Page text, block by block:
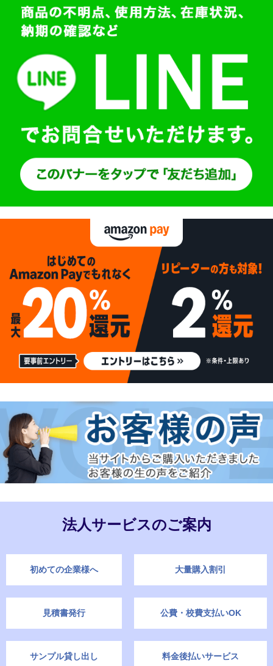
法人サービスのご案内
初めての企業様へ 大量購入割引
見積書発行 公費・校費支払いOK
サンプル貸し出し 料金後払いサービス